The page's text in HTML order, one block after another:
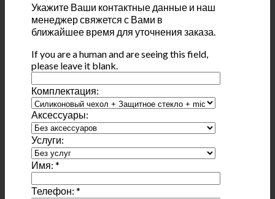
Укажите Ваши контактные данные и наш
менеджер свяжется с Вами в
ближайшее время для уточнения заказа.
If you are a human and are seeing this field,
please leave it blank.
Комплектация:
Аксессуары:
Услуги:
Имя:*
Телефон:*